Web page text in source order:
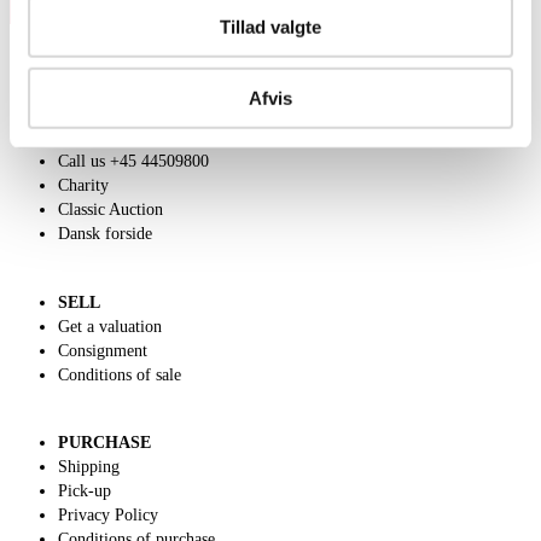
Tillad valgte
Afvis
Call us +45 44509800
Charity
Classic Auction
Dansk forside
SELL
Get a valuation
Consignment
Conditions of sale
PURCHASE
Shipping
Pick-up
Privacy Policy